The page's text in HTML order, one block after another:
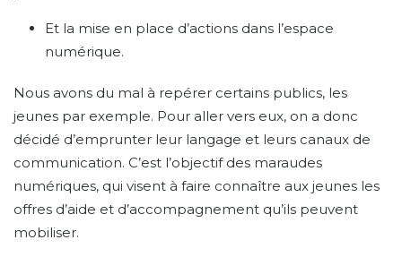
Et la mise en place d’actions dans l’espace
numérique.
Nous avons du mal à repérer certains publics, les
jeunes par exemple. Pour aller vers eux, on a donc
décidé d’emprunter leur langage et leurs canaux de
communication. C’est l’objectif des maraudes
numériques, qui visent à faire connaître aux jeunes les
offres d’aide et d’accompagnement qu’ils peuvent
mobiliser.